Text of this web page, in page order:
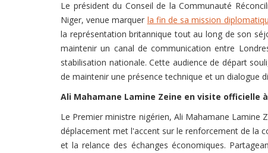
Le président du Conseil de la Communauté
Niger, venue marquer la fin de sa mission
la représentation britannique tout au long de son
maintenir un canal de communication entre
stabilisation nationale. Cette audience de départ
de maintenir une présence technique et un dialogue
Ali Mahamane Lamine Zeine en visite officielle
Le Premier ministre nigérien, Ali Mahamane Lamine
déplacement met l'accent sur le renforcement de la
et la relance des échanges économiques.